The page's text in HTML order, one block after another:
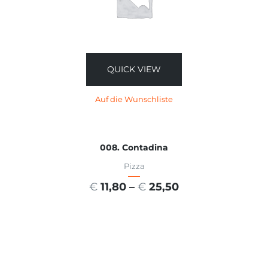
QUICK VIEW
Auf die Wunschliste
008. Contadina
Pizza
€ 11,80 – € 25,50